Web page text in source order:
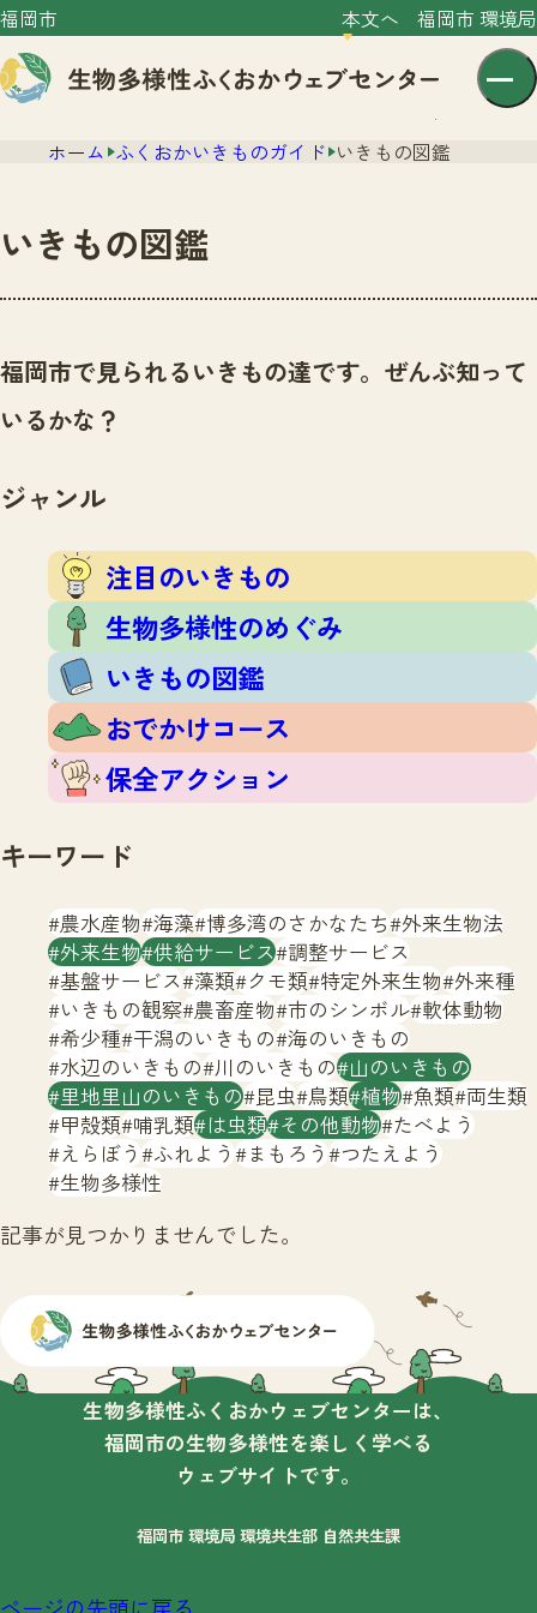
福岡市 本文へ 福岡市 環境局
文字サイズ 小 中 大
センター紹介
センター紹介TOP
サイトポリシー
ニュース
いきものガイド
注目のいきもの
生物多様性のめぐみ
いきもの図鑑
おでかけコース
保全アクション
イベント
いきもの調査隊
調査レポート
調査レポートTOP
調査結果
ふくおかいきものマップ
マッチング
マッチングTOP
掲載申し込みフォーム
お問合せ
生物多様性ふくおかウェブセンターとは
サイトマップ
ホーム ふくおかいきものガイド いきもの図鑑
いきもの図鑑
福岡市で見られるいきもの達です。ぜんぶ知って
いるかな？
ジャンル
注目のいきもの
生物多様性のめぐみ
いきもの図鑑
おでかけコース
保全アクション
キーワード
農水産物 海藻 博多湾のさかなたち 外来生物法
外来生物 供給サービス 調整サービス
基盤サービス 藻類 クモ類 特定外来生物 外来種
いきもの観察 農畜産物 市のシンボル 軟体動物
希少種 干潟のいきもの 海のいきもの
水辺のいきもの 川のいきもの 山のいきもの
里地里山のいきもの 昆虫 鳥類 植物 魚類 両生類
甲殻類 哺乳類 は虫類 その他動物 たべよう
えらぼう ふれよう まもろう つたえよう
生物多様性
記事が見つかりませんでした。
生物多様性ふくおかウェブセンターは、
福岡市の生物多様性を楽しく学べる
ウェブサイトです。
福岡市 環境局 環境共生部 自然共生課